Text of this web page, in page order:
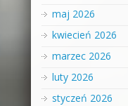
maj 2026
kwiecień 2026
marzec 2026
luty 2026
styczeń 2026